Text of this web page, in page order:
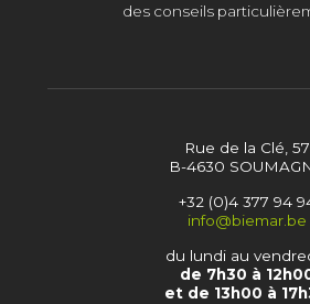
des conseils
Rue de la Clé, 57
B-4630
+32 (0)4 377 94
info@biemar.be
du lundi au
de 7h30 à
et de 13h00 à